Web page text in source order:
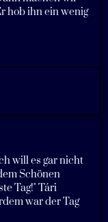
hob ihn ein wenig
will es gar nicht
Schönen
Tag!" Tári
war der Tag